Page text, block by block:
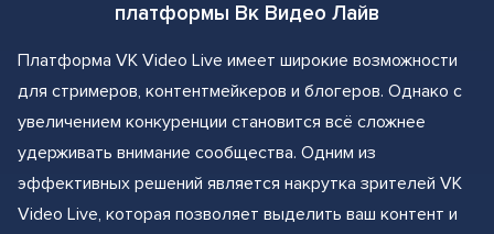
платформы Вк Видео Лайв
Платформа VK Video Live имеет широкие возможности
для стримеров, контентмейкеров и блогеров. Однако с
увеличением конкуренции становится всё сложнее
удерживать внимание сообщества. Одним из
эффективных решений является накрутка зрителей VK
Video Live, которая позволяет выделить ваш контент и